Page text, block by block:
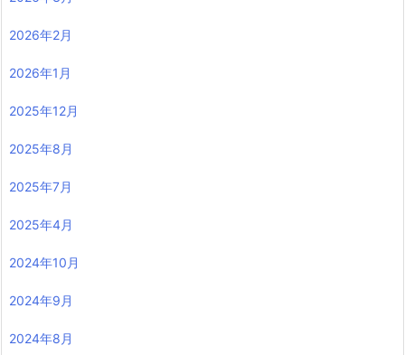
2026年2月
2026年1月
2025年12月
2025年8月
2025年7月
2025年4月
2024年10月
2024年9月
2024年8月